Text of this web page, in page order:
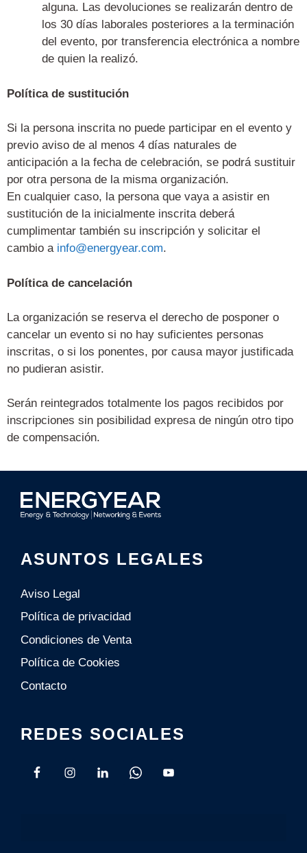
alguna. Las devoluciones se realizarán dentro de
los 30 días laborales posteriores a la terminación
del evento, por transferencia electrónica a nombre
de quien la realizó.
Política de sustitución
Si la persona inscrita no puede participar en el evento y
previo aviso de al menos 4 días naturales de
anticipación a la fecha de celebración, se podrá sustituir
por otra persona de la misma organización.
En cualquier caso, la persona que vaya a asistir en
sustitución de la inicialmente inscrita deberá
cumplimentar también su inscripción y solicitar el
cambio a info@energyear.com.
Política de cancelación
La organización se reserva el derecho de posponer o
cancelar un evento si no hay suficientes personas
inscritas, o si los ponentes, por causa mayor justificada
no pudieran asistir.
Serán reintegrados totalmente los pagos recibidos por
inscripciones sin posibilidad expresa de ningún otro tipo
de compensación.
ASUNTOS LEGALES
Aviso Legal
Política de privacidad
Condiciones de Venta
Polí­tica de Cookies
Contacto
REDES SOCIALES